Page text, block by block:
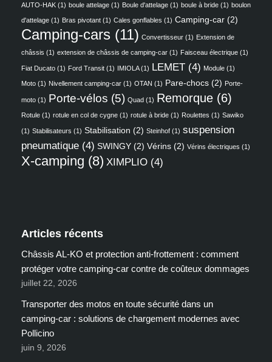
AUTO-HAK (1) boule attelage (1) Boule d'attelage (1) boule à bride (1) boulon
d'attelage (1) Bras pivotant (1) Cales gonflables (1) Camping-car (2)
Camping-cars (11) Convertisseur (1) Extension de
châssis (1) extension de châssis de camping-car (1) Faisceau électrique (1)
Fiat Ducato (1) Ford Transit (1) IMIOLA(1) LEMET (4) Module (1)
Moto (1) Nivellement camping-car (1) OTAN (1) Pare-chocs (2) Porte-
moto (1) Porte-vélos (5) Quad (1) Remorque (6)
Rotule (1) rotule en col de cygne (1) rotule à bride (1) Roulettes (1) Sawiko
(1) Stabilisateurs (1) Stabilisation (2) Steinhof (1) suspension
pneumatique (4) SWINGY (2) Vérins (2) Vérins électriques (1)
X-camping (8) XIMPLIO (4)
Articles récents
Châssis AL-KO et protection anti-frottement : comment
protéger votre camping-car contre de coûteux dommages
juillet 22, 2026
Transporter des motos en toute sécurité dans un
camping-car : solutions de chargement modernes avec
Pollicino
juin 9, 2026